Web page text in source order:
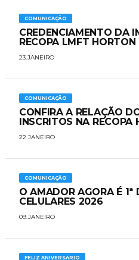
COMUNICAÇÃO
​​CREDENCIAMENTO DA
RECOPA LMFT
23.JANEIRO
COMUNICAÇÃO
CONFIRA A RELAÇÃO
INSCRITOS NA
22.JANEIRO
COMUNICAÇÃO
O AMADOR AGORA É 1ª
CELULARES 2026
09.JANEIRO
FELIZ ANIVERSÁRIO